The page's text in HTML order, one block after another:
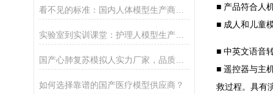
实验室到实训课堂：护理人模型生产企业的产品落地与用户反馈
如何选择靠谱的国产医疗模型供应商？
■ 产品符合人
■ 成人和儿童
■ 中英文语音
■ 遥控器与主
救过程。具有